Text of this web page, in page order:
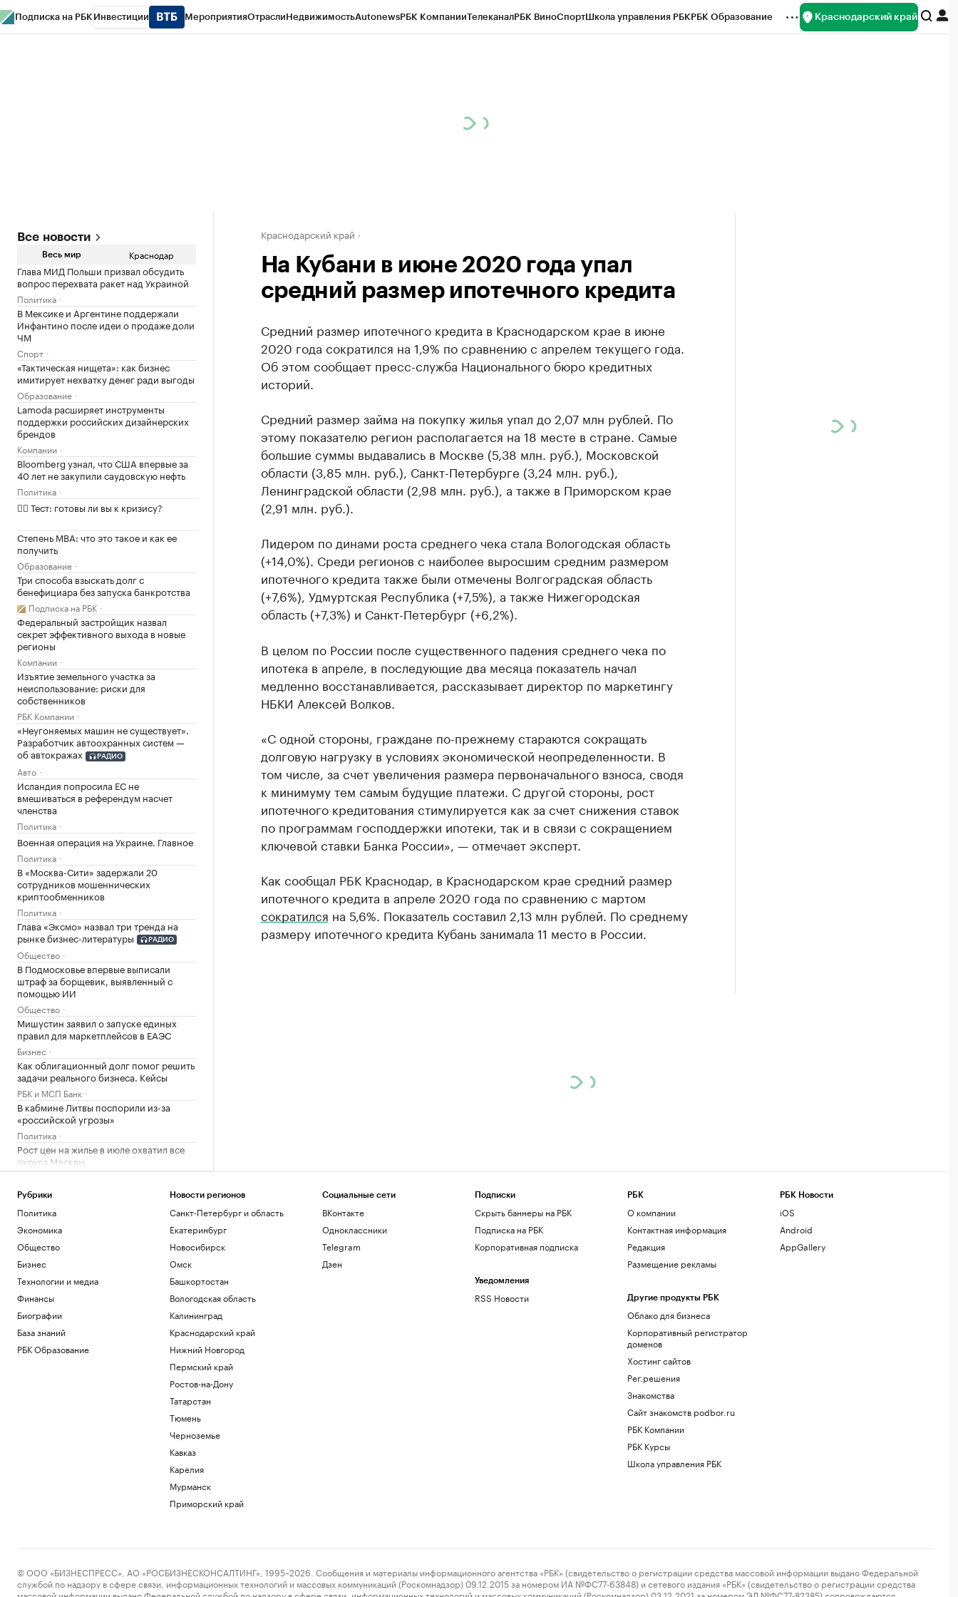
Подписка на РБК Инвестиции МероприятияОтраслиНедвижимостьAutonewsРБК КомпанииТелеканалРБК ВиноСпортШкола управления РБКРБК Образование Краснодарский край
Все новости
Весь мир Краснодар
Глава МИД Польши призвал обсудить
вопрос перехвата ракет над Украиной
Политика
В Мексике и Аргентине поддержали
Инфантино после идеи о продаже доли
ЧМ
Спорт
«Тактическая нищета»: как бизнес
имитирует нехватку денег ради выгоды
Образование
Lamoda расширяет инструменты
поддержки российских дизайнерских
брендов
Компании
Bloomberg узнал, что США впервые за
40 лет не закупили саудовскую нефть
Политика
✍🏻 Тест: готовы ли вы к кризису?
Степень MBA: что это такое и как ее
получить
Образование
Три способа взыскать долг с
бенефициара без запуска банкротства
Подписка на РБК
Федеральный застройщик назвал
секрет эффективного выхода в новые
регионы
Компании
Изъятие земельного участка за
неиспользование: риски для
собственников
РБК Компании
«Неугоняемых машин не существует».
Разработчик автоохранных систем —
об автокражах
РАДИО
Авто
Исландия попросила ЕС не
вмешиваться в референдум насчет
членства
Политика
Военная операция на Украине. Главное
Политика
В «Москва-Сити» задержали 20
сотрудников мошеннических
криптообменников
Политика
Глава «Эксмо» назвал три тренда на
рынке бизнес-литературы
РАДИО
Общество
В Подмосковье впервые выписали
штраф за борщевик, выявленный с
помощью ИИ
Общество
Мишустин заявил о запуске единых
правил для маркетплейсов в ЕАЭС
Бизнес
Как облигационный долг помог решить
задачи реального бизнеса. Кейсы
РБК и МСП Банк
В кабмине Литвы поспорили из-за
«российской угрозы»
Политика
Рост цен на жилье в июле охватил все
округа Москвы
Краснодарский край
На Кубани в июне 2020 года упал
средний размер ипотечного кредита
Средний размер ипотечного кредита в Краснодарском крае в июне
2020 года сократился на 1,9% по сравнению с апрелем текущего года.
Об этом сообщает пресс-служба Национального бюро кредитных
историй.
Средний размер займа на покупку жилья упал до 2,07 млн рублей. По
этому показателю регион располагается на 18 месте в стране. Самые
большие суммы выдавались в Москве (5,38 млн. руб.), Московской
области (3,85 млн. руб.), Санкт-Петербурге (3,24 млн. руб.),
Ленинградской области (2,98 млн. руб.), а также в Приморском крае
(2,91 млн. руб.).
Лидером по динами роста среднего чека стала Вологодская область
(+14,0%). Среди регионов с наиболее выросшим средним размером
ипотечного кредита также были отмечены Волгоградская область
(+7,6%), Удмуртская Республика (+7,5%), а также Нижегородская
область (+7,3%) и Санкт-Петербург (+6,2%).
В целом по России после существенного падения среднего чека по
ипотека в апреле, в последующие два месяца показатель начал
медленно восстанавливается, рассказывает директор по маркетингу
НБКИ Алексей Волков.
«С одной стороны, граждане по-прежнему стараются сокращать
долговую нагрузку в условиях экономической неопределенности. В
том числе, за счет увеличения размера первоначального взноса, сводя
к минимуму тем самым будущие платежи. С другой стороны, рост
ипотечного кредитования стимулируется как за счет снижения ставок
по программам господдержки ипотеки, так и в связи с сокращением
ключевой ставки Банка России», — отмечает эксперт.
Как сообщал РБК Краснодар, в Краснодарском крае средний размер
ипотечного кредита в апреле 2020 года по сравнению с мартом
сократился на 5,6%. Показатель составил 2,13 млн рублей. По среднему
размеру ипотечного кредита Кубань занимала 11 место в России.
Рубрики
Политика
Экономика
Общество
Бизнес
Технологии и медиа
Финансы
Биографии
База знаний
РБК Образование
Новости регионов
Санкт-Петербург и область
Екатеринбург
Новосибирск
Омск
Башкортостан
Вологодская область
Калининград
Краснодарский край
Нижний Новгород
Пермский край
Ростов-на-Дону
Татарстан
Тюмень
Черноземье
Кавказ
Карелия
Мурманск
Приморский край
Социальные сети
ВКонтакте
Одноклассники
Telegram
Дзен
Подписки
Скрыть баннеры на РБК
Подписка на РБК
Корпоративная подписка
Уведомления
RSS Новости
РБК
О компании
Контактная информация
Редакция
Размещение рекламы
Другие продукты РБК
Облако для бизнеса
Корпоративный регистратор
доменов
Хостинг сайтов
Рег.решения
Знакомства
Сайт знакомств podbor.ru
РБК Компании
РБК Курсы
Школа управления РБК
РБК Новости
iOS
Android
AppGallery
© ООО «БИЗНЕСПРЕСС», АО «РОСБИЗНЕСКОНСАЛТИНГ», 1995–2026. Сообщения и материалы информационного агентства «РБК» (свидетельство о регистрации средства массовой информации выдано Федеральной
службой по надзору в сфере связи, информационных технологий и массовых коммуникаций (Роскомнадзор) 09.12.2015 за номером ИА №ФС77-63848) и сетевого издания «РБК» (свидетельство о регистрации средства